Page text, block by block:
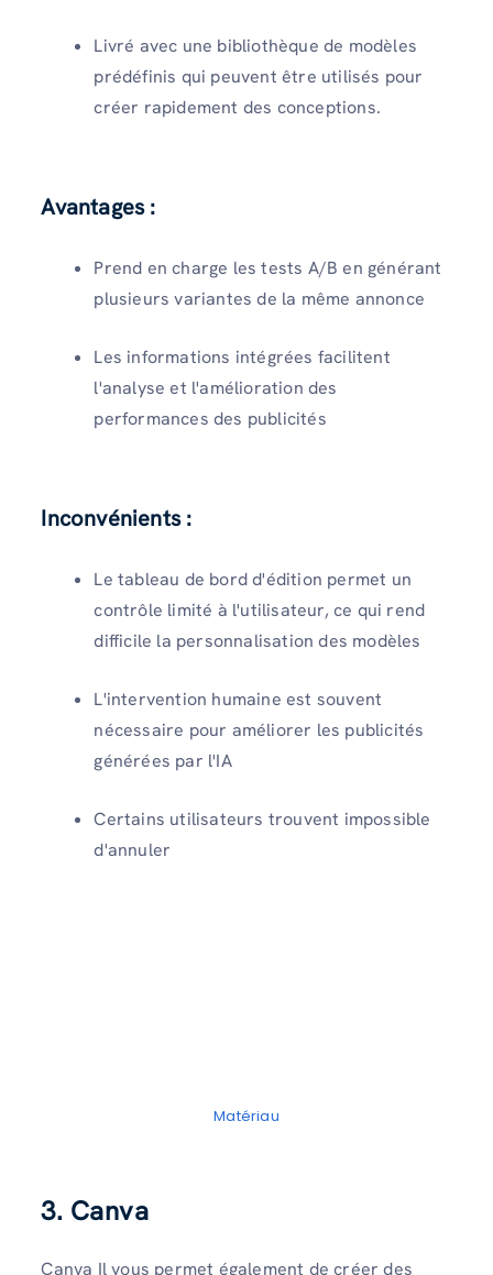
Livré avec une bibliothèque de modèles
prédéfinis qui peuvent être utilisés pour
créer rapidement des conceptions.
Avantages :
Prend en charge les tests A/B en générant
plusieurs variantes de la même annonce
Les informations intégrées facilitent
l'analyse et l'amélioration des
performances des publicités
Inconvénients :
Le tableau de bord d'édition permet un
contrôle limité à l'utilisateur, ce qui rend
difficile la personnalisation des modèles
L'intervention humaine est souvent
nécessaire pour améliorer les publicités
générées par l'IA
Certains utilisateurs trouvent impossible
d'annuler
Matériau
3. Canva
Canva Il vous permet également de créer des